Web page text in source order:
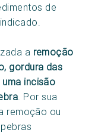
de
a remoção
gordura das
incisão
. Por sua
remoção ou